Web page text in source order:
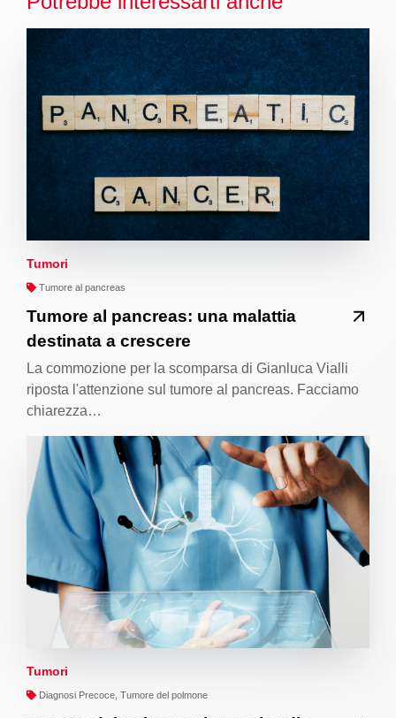
Tumori
Tumore al pancreas
Tumore al pancreas: una malattia
destinata a crescere
La commozione per la scomparsa di Gianluca Vialli
riposta l'attenzione sul tumore al pancreas. Facciamo
chiarezza…
Tumori
Diagnosi Precoce, Tumore del polmone